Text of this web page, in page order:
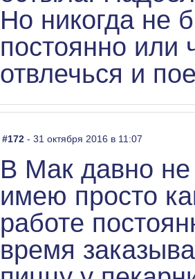
Но никогда не
постоянно или
отвлечься и
#172 - 31 октября 2016 в 11:07
В Мак давно не
имею просто
работе
время